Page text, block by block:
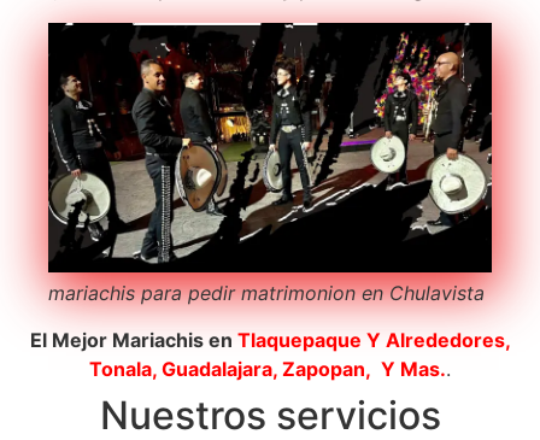
mariachis para pedir matrimonion en Chulavista
El Mejor Mariachis en Tlaquepaque Y Alrededores,
Tonala, Guadalajara, Zapopan, Y Mas..
Nuestros servicios